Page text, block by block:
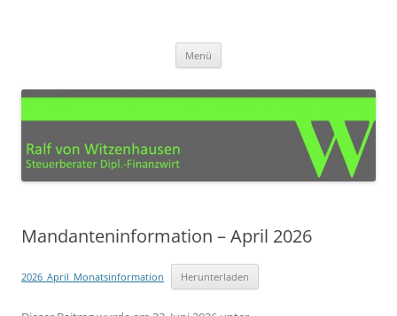
Witzenhausen – Mechernich
Umgebung
Menü
Mandanteninformation – April 2026
2026_April_Monatsinformation Herunterladen